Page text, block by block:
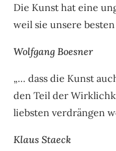
Die Kunst hat eine
weil sie unsere
Wolfgang Boesner
„… dass die Kunst
den Teil der
liebsten verdrängen
Klaus Staeck